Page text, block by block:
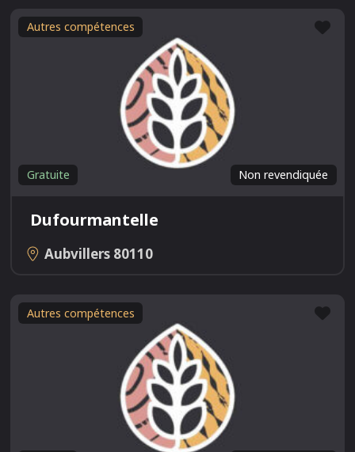
Autres compétences
Non revendiquée
Gratuite
Dufourmantelle
Aubvillers 80110
Autres compétences